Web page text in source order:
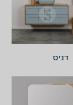
דניס